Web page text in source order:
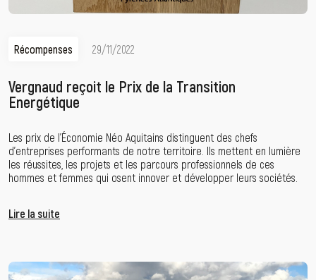
Récompenses 29/11/2022
Vergnaud reçoit le Prix de la Transition
Energétique
Les prix de l’Économie Néo Aquitains distinguent des chefs
d’entreprises performants de notre territoire. Ils mettent en lumière
les réussites, les projets et les parcours professionnels de ces
hommes et femmes qui osent innover et développer leurs sociétés.
Lire la suite